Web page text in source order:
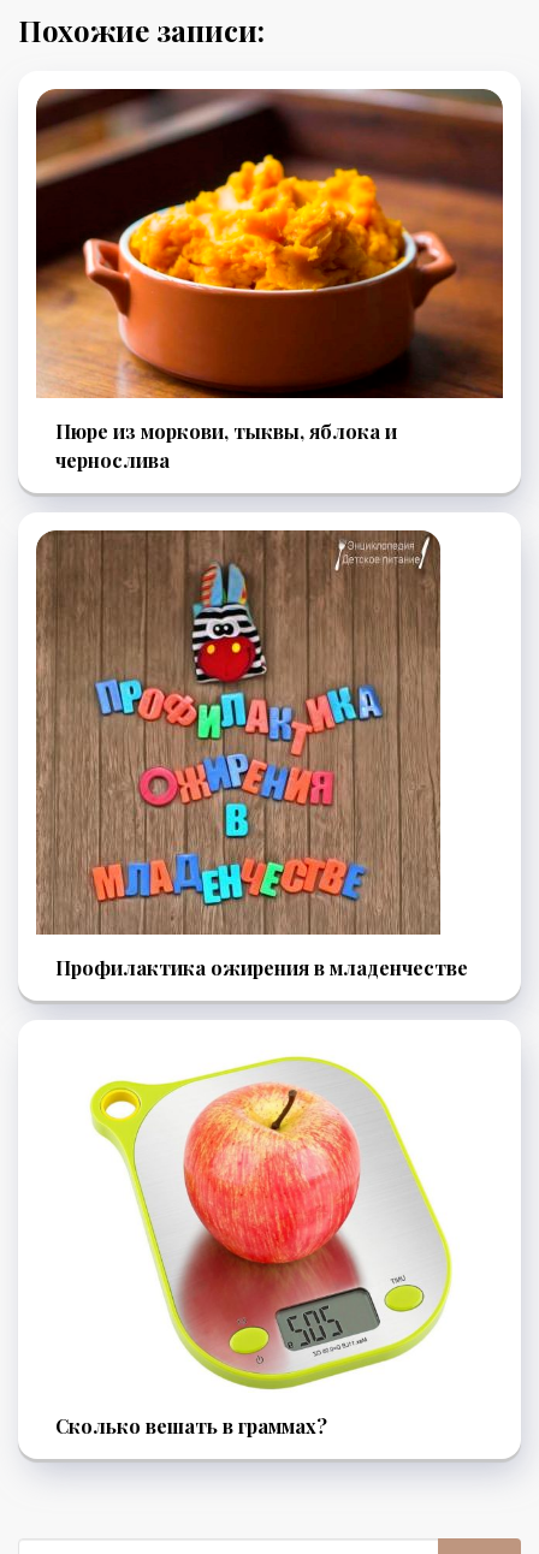
Похожие записи:
Пюре из моркови, тыквы, яблока и
чернослива
Профилактика ожирения в младенчестве
Сколько вешать в граммах?